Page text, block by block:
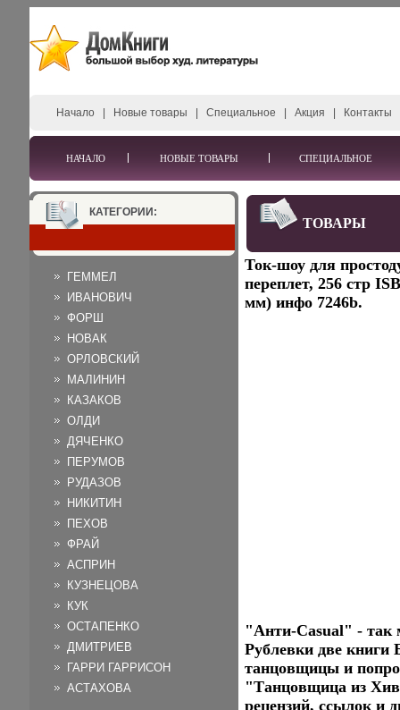
Начало Новые товары Специальное Акция Контакты
НАЧАЛО НОВЫЕ ТОВАРЫ СПЕЦИАЛЬНОЕ
КАТЕГОРИИ:
ГЕММЕЛ
ИВАНОВИЧ
ФОРШ
НОВАК
ОРЛОВСКИЙ
МАЛИНИН
КАЗАКОВ
ОЛДИ
ДЯЧЕНКО
ПЕРУМОВ
РУДАЗОВ
НИКИТИН
ПЕХОВ
ФРАЙ
АСПРИН
КУЗНЕЦОВА
КУК
ОСТАПЕНКО
ДМИТРИЕВ
ГАРРИ ГАРРИСОН
АСТАХОВА
ТОВАРЫ
Ток-шоу для
переплет, 256 стр
мм) инфо 7246b.
"Анти-Casual" - так
Рублевки две
танцовщицы и
"Танцовщица из
рецензий, ссылок и